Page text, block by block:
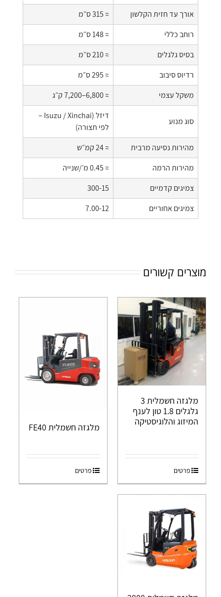
אורך עד חזית הקלשון
≈ 315 ס״מ
רוחב כללי
≈ 148 ס״מ
בסיס גלגלים
≈ 210 ס״מ
רדיוס סיבוב
≈ 295 ס״מ
משקל עצמי
≈ 6,800–7,200 ק״ג
סוג מנוע
דיזל (Isuzu / Xinchai –
לפי תצורה)
מהירות נסיעה מרבית
≈ 24 קמ״ש
מהירות הרמה
≈ 0.45 מ׳/שנייה
צמיגים קדמיים
300-15
צמיגים אחוריים
7.00-12
מוצרים קשורים
מלגזה חשמלית 3
גלגלים 1.8 טון לענף
המיזוג והלוגיסטיקה
פרטים
מלגזה חשמלית FE40
פרטים